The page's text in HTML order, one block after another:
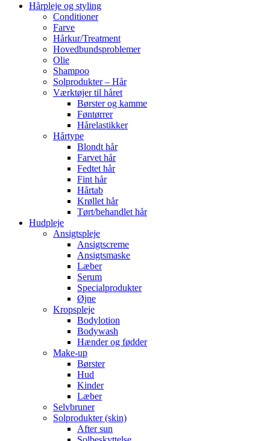
Hårpleje og styling
Conditioner
Farve
Hårkur/Treatment
Hovedbundsproblemer
Olie
Shampoo
Solprodukter – Hår
Værktøjer til håret
Børster og kamme
Føntørrer
Hårelastikker
Hårtype
Blondt hår
Farvet hår
Fedtet hår
Fint hår
Hårtab
Krøllet hår
Tørt/behandlet hår
Hudpleje
Ansigtspleje
Ansigtscreme
Ansigtsmaske
Læber
Serum
Specialprodukter
Øjne
Kropspleje
Bodylotion
Bodywash
Hænder og fødder
Make-up
Børster
Hud
Kinder
Læber
Selvbruner
Solprodukter (skin)
After sun